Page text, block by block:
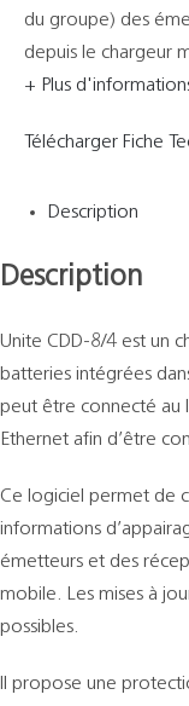
du groupe) des
depuis le chargeur
+ Plus
Télécharger Fiche
Description
Description
Unite CDD-8/4 est un
batteries intégrées
peut être connecté au
Ethernet afin d’être
Ce logiciel permet de
informations
émetteurs et des
mobile. Les mises à
possibles.
Il propose une